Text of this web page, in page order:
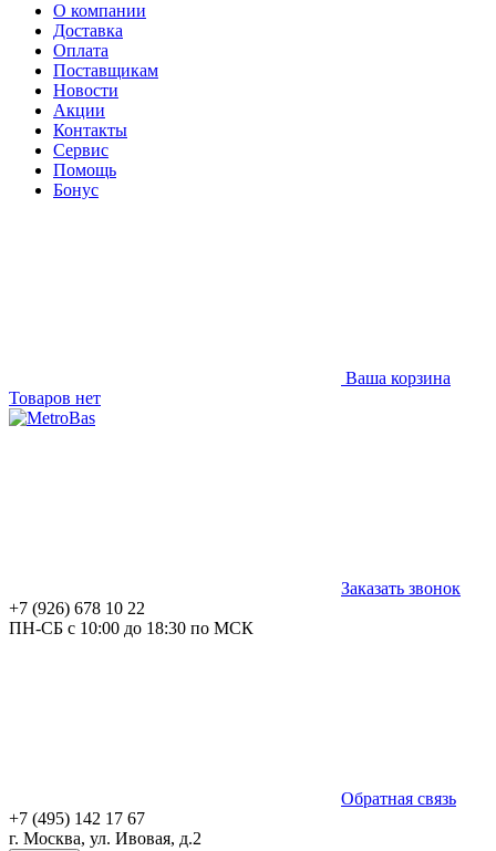
О компании
Доставка
Оплата
Поставщикам
Новости
Акции
Контакты
Сервис
Помощь
Бонус
Ваша корзина
Товаров нет
Заказать звонок
+7 (926) 678 10 22
ПН-СБ с 10:00 до 18:30 по МСК
Обратная связь
+7 (495) 142 17 67
г. Москва, ул. Ивовая, д.2